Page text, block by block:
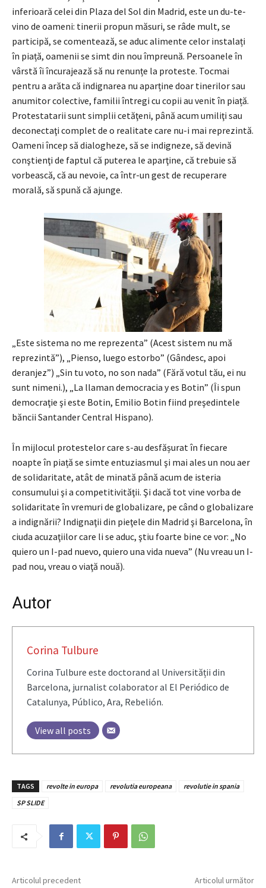
inferioară celei din Plaza del Sol din Madrid, este un du-te-
vino de oameni: tinerii propun măsuri, se râde mult, se
participă, se comentează, se aduc alimente celor instalați
în piață, oamenii se simt din nou împreună. Persoanele în
vârstă îi încurajează să nu renunțe la proteste. Tocmai
pentru a arăta că indignarea nu aparține doar tinerilor sau
anumitor colective, familii întregi cu copii au venit în piață.
Protestatarii sunt simplii cetăţeni, până acum umiliţi sau
deconectaţi complet de o realitate care nu-i mai reprezintă.
Oameni încep să dialogheze, să se indigneze, să devină
conştienţi de faptul că puterea le aparţine, că trebuie să
vorbească, că au nevoie, ca într-un gest de recuperare
morală, să spună că ajunge.
„Este sistema no me reprezenta” (Acest sistem nu mă
reprezintă”), „Pienso, luego estorbo” (Gândesc, apoi
deranjez”) „Sin tu voto, no son nada” (Fără votul tău, ei nu
sunt nimeni.), „La llaman democracia y es Botin” (Îi spun
democraţie şi este Botin, Emilio Botin fiind preşedintele
băncii Santander Central Hispano).
În mijlocul protestelor care s-au desfășurat în fiecare
noapte în piață se simte entuziasmul şi mai ales un nou aer
de solidaritate, atât de minată până acum de isteria
consumului şi a competitivităţii. Şi dacă tot vine vorba de
solidaritate în vremuri de globalizare, pe când o globalizare
a indignării? Indignaţii din pieţele din Madrid şi Barcelona, în
ciuda acuzaţiilor care li se aduc, ştiu foarte bine ce vor: „No
quiero un I-pad nuevo, quiero una vida nueva” (Nu vreau un I-
pad nou, vreau o viaţă nouă).
Autor
Corina Tulbure
Corina Tulbure este doctorand al Universității din
Barcelona, jurnalist colaborator al El Periódico de
Catalunya, Público, Ara, Rebelión.
View all posts
TAGS revolte in europa revolutia europeana
revolutie in spania
SP SLIDE
Articolul precedent Articolul următor